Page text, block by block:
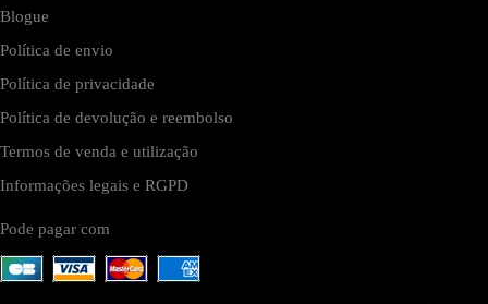
Blogue
Política de envio
Política de privacidade
Política de devolução e reembolso
Termos de venda e utilização
Informações legais e RGPD
Pode pagar com